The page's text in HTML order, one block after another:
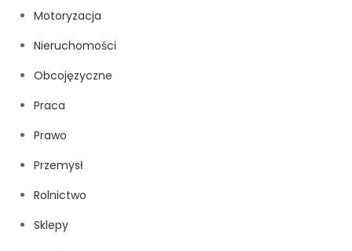
Motoryzacja
Nieruchomości
Obcojęzyczne
Praca
Prawo
Przemysł
Rolnictwo
Sklepy